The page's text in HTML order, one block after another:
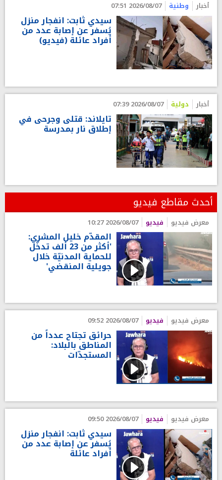
أخبار وطنية 2026/08/07 07:51
سيدي ثابت: انفجار منزل
يُسفر عن إصابة عدد من
أفراد عائلة (فيديو)
أخبار دولية 2026/08/07 07:39
تايلاند: قتلى وجرحى في
إطلاق نار بمدرسة
أحدث مقاطع فيديو
معرض فيديو فيديو 2026/08/07 10:27
المقدّم خليل المشري:
'أكثر من 23 ألف تدخّل
للحماية المدنيّة خلال
جويلية المنقضي'
معرض فيديو فيديو 2026/08/07 09:52
حرائق تجتاح عدداً من
المناطق بالبلاد:
المستجدّات
معرض فيديو فيديو 2026/08/07 09:50
سيدي ثابت: انفجار منزل
يُسفر عن إصابة عدد من
أفراد عائلة